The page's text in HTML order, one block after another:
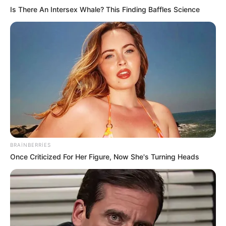
23:27 / 06 Avqust 2026
Stressin bədəninizdə yaratdığı
təhlükələr
46 0
Is There An Intersex Whale? This Finding Baffles Science
BRAINBERRIES
Once Criticized For Her Figure, Now She's Turning Heads